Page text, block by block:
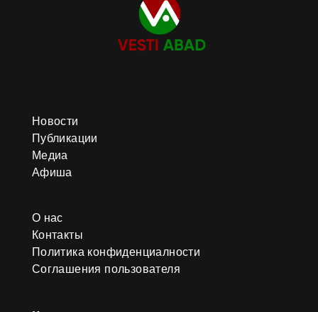
Новости
Публикации
Медиа
Афиша
О нас
Контакты
Политика конфиденциалности
Соглашения пользователя